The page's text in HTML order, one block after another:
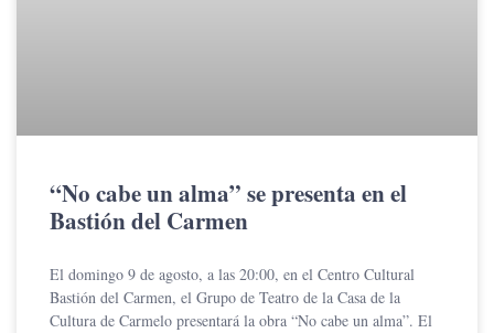
“No cabe un alma” se presenta en el
Bastión del Carmen
El domingo 9 de agosto, a las 20:00, en el Centro Cultural
Bastión del Carmen, el Grupo de Teatro de la Casa de la
Cultura de Carmelo presentará la obra “No cabe un alma”. El